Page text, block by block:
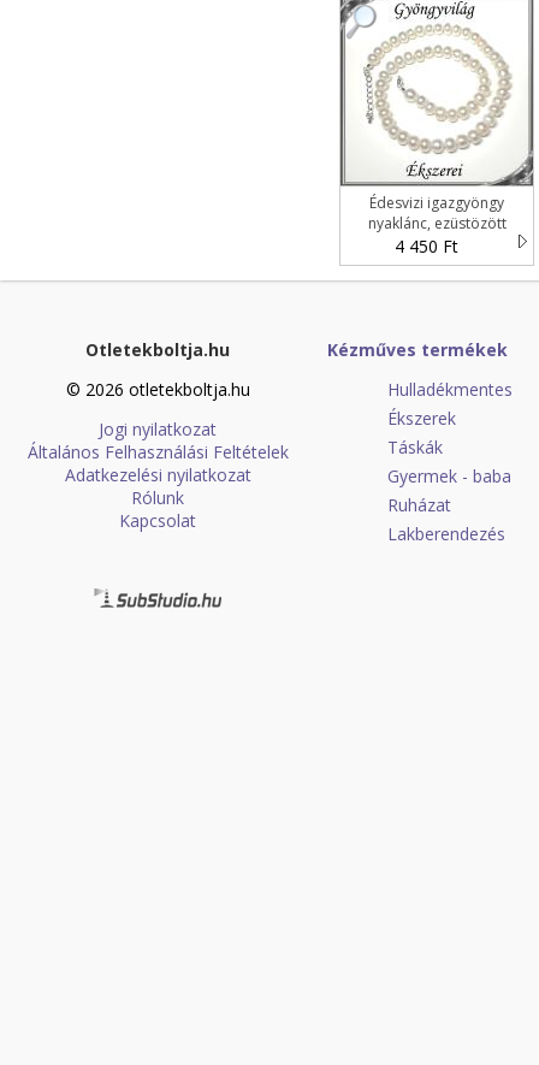
Édesvizi igazgyöngy
nyaklánc, ezüstözött
kapoccsal SLEB-IG06 6,5x8
fehér
4 450 Ft
Otletekboltja.hu
© 2026 otletekboltja.hu
Jogi nyilatkozat
Általános Felhasználási Feltételek
Adatkezelési nyilatkozat
Rólunk
Kapcsolat
Kézműves termékek
Hulladékmentes
Ékszerek
Táskák
Gyermek - baba
Ruházat
Lakberendezés